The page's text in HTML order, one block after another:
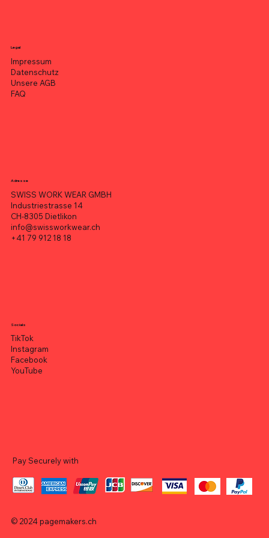
Legal
Impressum
Datenschutz
Unsere AGB
FAQ
Adresse
SWISS WORK WEAR GMBH
Industriestrasse 14
CH-8305 Dietlikon
info@swissworkwear.ch
+41 79 912 18 18
Socials
TikTok
Instagram
Facebook
YouTube
Pay Securely with
© 2024pagemakers.ch